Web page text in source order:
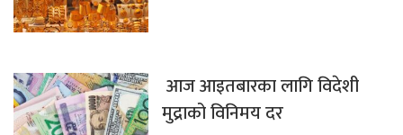
आज आइतबारका लागि विदेशी
मुद्राको विनिमय दर